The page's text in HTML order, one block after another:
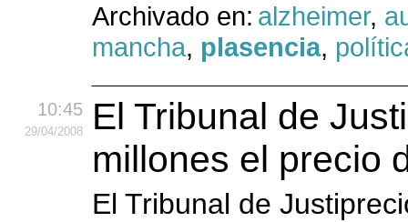
Archivado en: alzheimer,
mancha, plasencia,
10:45
29/04/2008
El Tribunal de
millones el precio
El Tribunal de